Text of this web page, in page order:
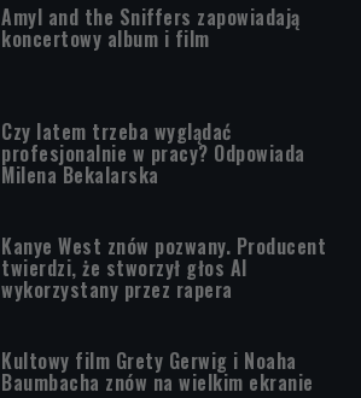
Amyl and the Sniffers zapowiadają
koncertowy album i film
Czy latem trzeba wyglądać
profesjonalnie w pracy? Odpowiada
Milena Bekalarska
Kanye West znów pozwany. Producent
twierdzi, że stworzył głos AI
wykorzystany przez rapera
Kultowy film Grety Gerwig i Noaha
Baumbacha znów na wielkim ekranie